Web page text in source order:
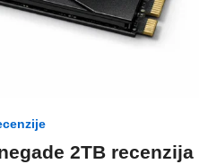
2TB recenzija